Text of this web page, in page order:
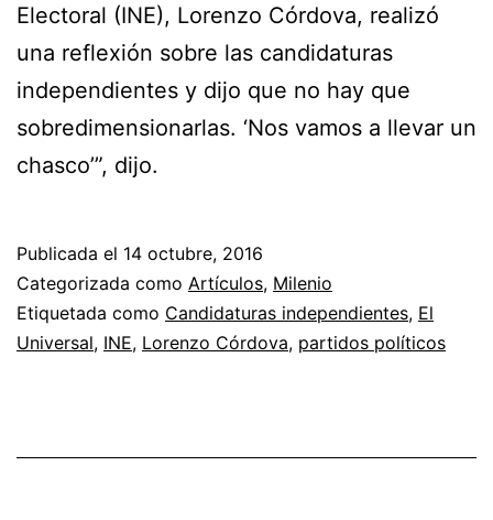
Electoral (INE), Lorenzo Córdova, realizó
una reflexión sobre las candidaturas
independientes y dijo que no hay que
sobredimensionarlas. ‘Nos vamos a llevar un
chasco’”, dijo.
Publicada el 14 octubre, 2016
Categorizada como Artículos, Milenio
Etiquetada como Candidaturas independientes, El
Universal, INE, Lorenzo Córdova, partidos políticos